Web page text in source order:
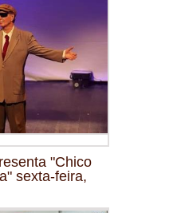
"Chico
sexta-feira,